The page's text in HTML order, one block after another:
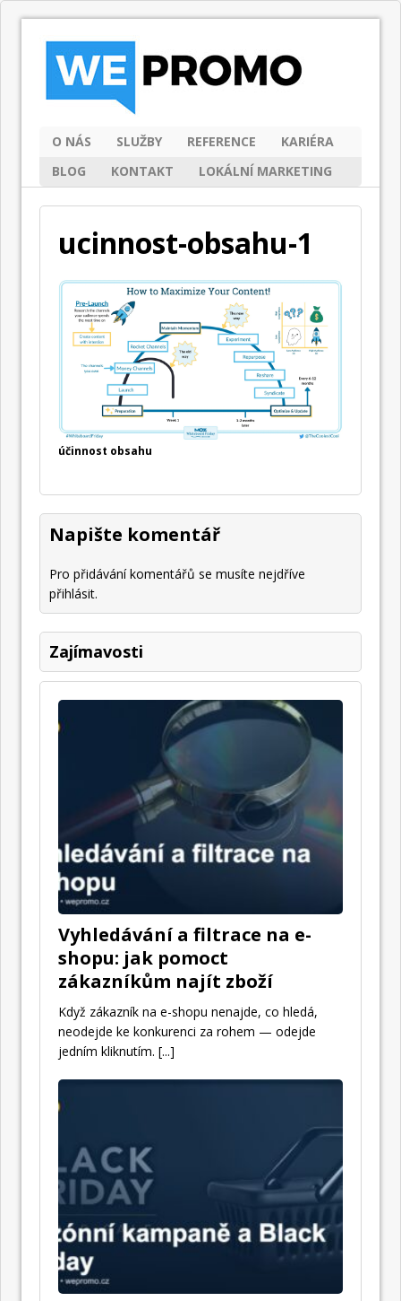
O NÁS SLUŽBY REFERENCE
KARIÉRA
BLOG
KONTAKT LOKÁLNÍ MARKETING
ucinnost-obsahu-1
účinnost obsahu
Napište komentář
Pro přidávání komentářů se musíte nejdříve
přihlásit.
Zajímavosti
Vyhledávání a filtrace na e-
shopu: jak pomoct
zákazníkům najít zboží
Když zákazník na e-shopu nenajde, co hledá,
neodejde ke konkurenci za rohem — odejde
jedním kliknutím. [...]